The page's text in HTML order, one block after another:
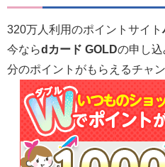
320万人利用のポイントサイト
今ならdカード GOLDの申し込
分のポイントがもらえるチャン